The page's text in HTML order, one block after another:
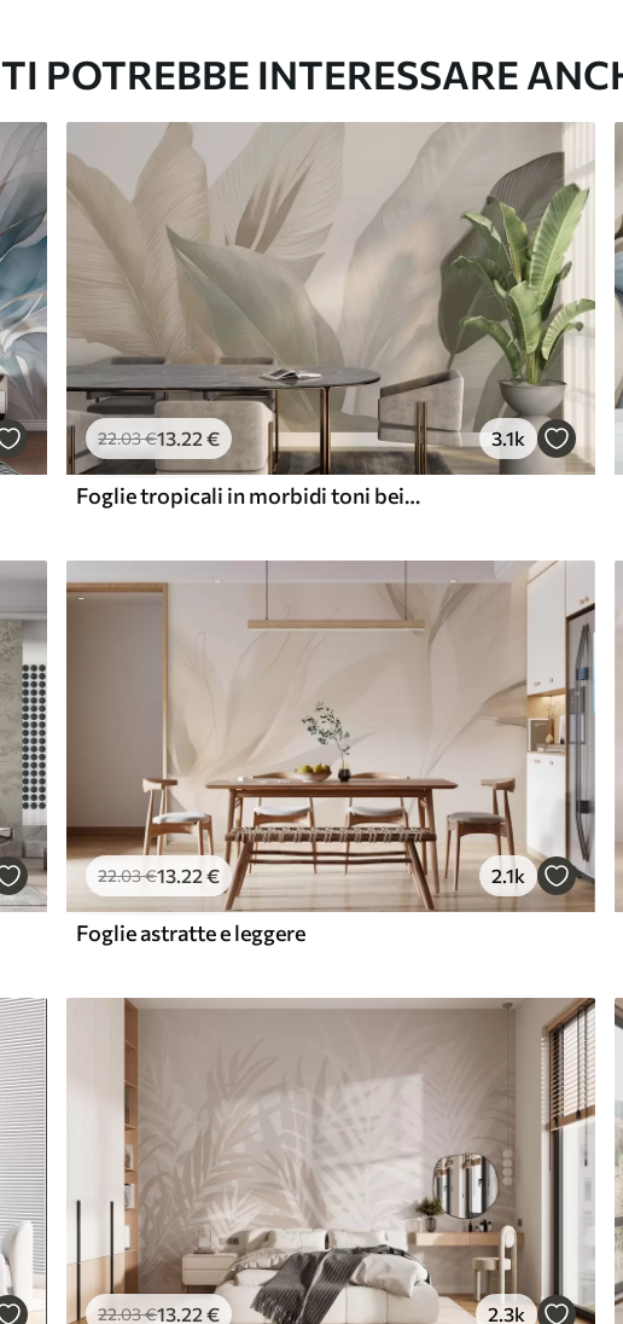
TI POTREBBE INTERESSARE
22.03€13 .22 € 3.1k
Foglie tropicali in morbidi toni beige e verdi, con un effetto acquerello e delicate transizioni di colore
22.03€13.22 € 2.1k
Foglie astratte e leggere
22.03€13 .22 € 2.3k